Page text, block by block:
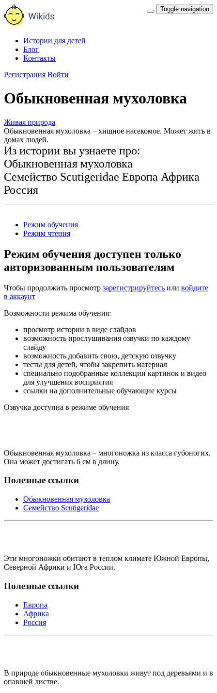
Toggle navigation
Истории для детей
Блог
Контакты
Регистрация Войти
Обыкновенная мухоловка
Живая природа
Обыкновенная мухоловка – хищное насекомое. Может жить в
домах людей.
Из истории вы узнаете про:
Обыкновенная мухоловка
Семейство Scutigeridae Европа Африка
Россия
Режим обучения
Режим чтения
Режим обучения доступен только
авторизованным пользователям
Чтобы продолжить просмотр зарегистрируйтесь или войдите
в аккаунт
Возможности режима обучения:
просмотр истории в виде слайдов
возможность прослушивания озвучки по каждому
слайду
возможность добавить свою, детскую озвучку
тесты для детей, чтобы закрепить материал
специально подобранные коллекции картинок и видео
для улучшения восприятия
ссылки на дополнительные обучающие курсы
Озвучка доступна в режиме обучения
Обыкновенная мухоловка – многоножка из класса губоногих.
Она может достигать 6 см в длину.
Полезные ссылки
Обыкновенная мухоловка
Семейство Scutigeridae
Эти многоножки обитают в теплом климате Южной Европы,
Северной Африки и Юга России.
Полезные ссылки
Европа
Африка
Россия
В природе обыкновенные мухоловки живут под деревьями и в
опавшей листве.